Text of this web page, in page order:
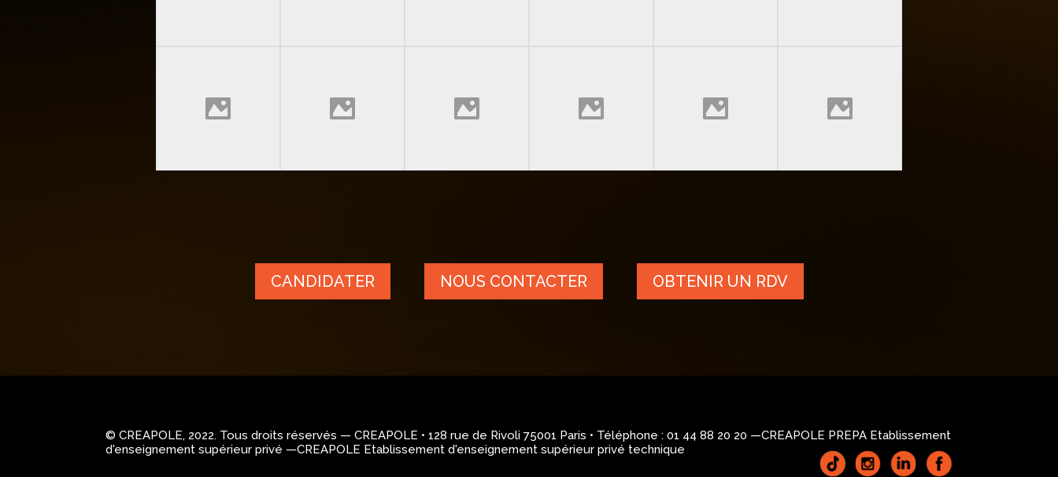
CANDIDATER NOUS CONTACTER OBTENIR UN RDV
© CREAPOLE, 2022. Tous droits réservés — CREAPOLE • 128 rue de Rivoli 75001 Paris • Téléphone : 01 44 88 20 20 —CREAPOLE PREPA Etablissement
d'enseignement supérieur privé —CREAPOLE Etablissement d'enseignement supérieur privé technique